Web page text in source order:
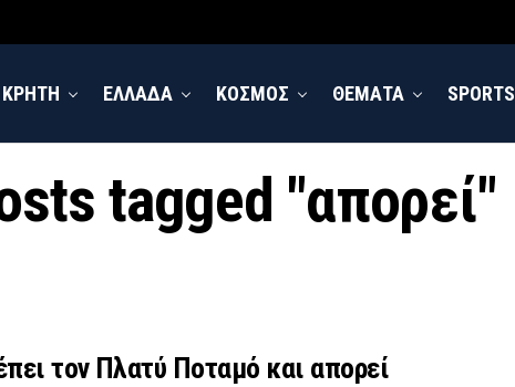
ΚΡΗΤΗ ΕΛΛΑΔΑ ΚΟΣΜΟΣ ΘΕΜΑΤΑ SPORTS
tagged "απορεί"
τον Πλατύ Ποταμό και απορεί